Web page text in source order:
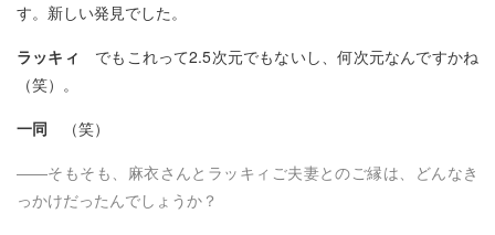
す。新しい発見でした。
ラッキィ でもこれって2.5次元でもないし、何次元なんですかね
（笑）。
一同
（笑）
――そもそも、麻衣さんとラッキィご夫妻とのご縁は、どんなき
っかけだったんでしょうか？